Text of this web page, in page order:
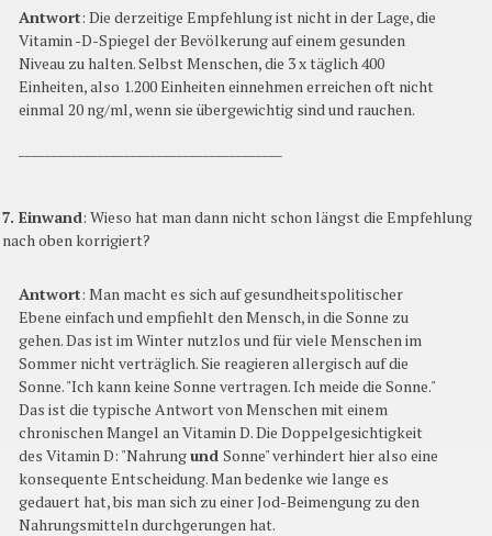
Antwort: Die derzeitige Empfehlung ist nicht in der Lage, die
Vitamin -D-Spiegel der Bevölkerung auf einem gesunden
Niveau zu halten. Selbst Menschen, die 3 x täglich 400
Einheiten, also 1.200 Einheiten einnehmen erreichen oft nicht
einmal 20 ng/ml, wenn sie übergewichtig sind und rauchen.
7. Einwand: Wieso hat man dann nicht schon längst die Empfehlung
nach oben korrigiert?
Antwort: Man macht es sich auf gesundheitspolitischer
Ebene einfach und empfiehlt den Mensch, in die Sonne zu
gehen. Das ist im Winter nutzlos und für viele Menschen im
Sommer nicht verträglich. Sie reagieren allergisch auf die
Sonne. "Ich kann keine Sonne vertragen. Ich meide die Sonne."
Das ist die typische Antwort von Menschen mit einem
chronischen Mangel an Vitamin D. Die Doppelgesichtigkeit
des Vitamin D: "Nahrungund Sonne" verhindert hier also eine
konsequente Entscheidung. Man bedenke wie lange es
gedauert hat, bis man sich zu einer Jod-Beimengung zu den
Nahrungsmitteln durchgerungen hat.